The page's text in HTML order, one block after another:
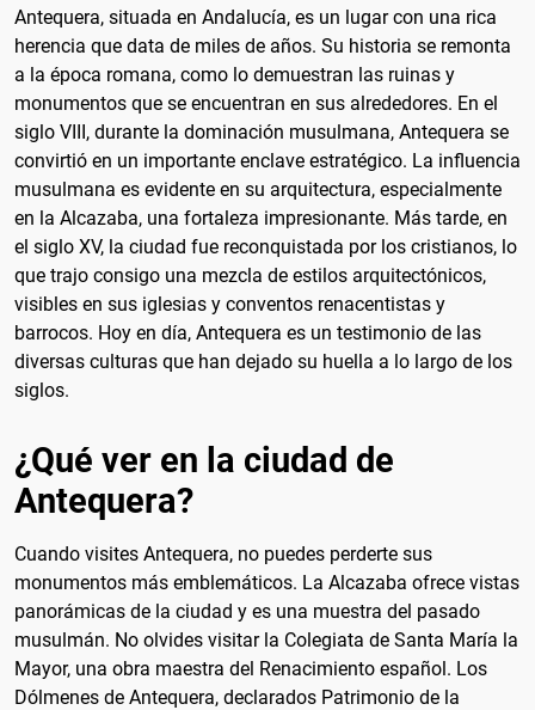
Antequera, situada en Andalucía, es un lugar con una rica
herencia que data de miles de años. Su historia se remonta
a la época romana, como lo demuestran las ruinas y
monumentos que se encuentran en sus alrededores. En el
siglo VIII, durante la dominación musulmana, Antequera se
convirtió en un importante enclave estratégico. La influencia
musulmana es evidente en su arquitectura, especialmente
en la Alcazaba, una fortaleza impresionante. Más tarde, en
el siglo XV, la ciudad fue reconquistada por los cristianos, lo
que trajo consigo una mezcla de estilos arquitectónicos,
visibles en sus iglesias y conventos renacentistas y
barrocos. Hoy en día, Antequera es un testimonio de las
diversas culturas que han dejado su huella a lo largo de los
siglos.
¿Qué ver en la ciudad de
Antequera?
Cuando visites Antequera, no puedes perderte sus
monumentos más emblemáticos. La Alcazaba ofrece vistas
panorámicas de la ciudad y es una muestra del pasado
musulmán. No olvides visitar la Colegiata de Santa María la
Mayor, una obra maestra del Renacimiento español. Los
Dólmenes de Antequera, declarados Patrimonio de la